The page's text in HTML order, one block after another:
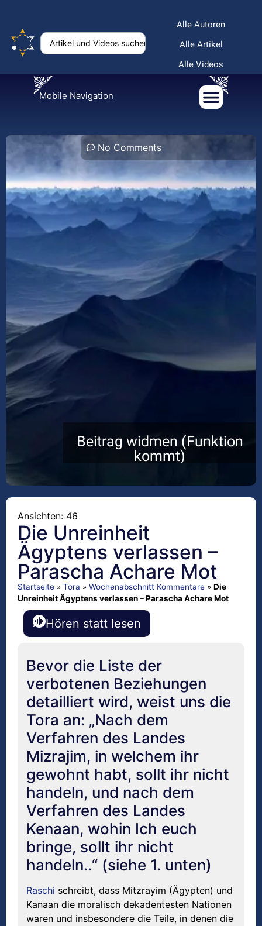
Alle Autoren
Alle Artikel
Alle Videos
Mobile Navigation
No Comments
Beitrag widmen (Funktion
kommt)
Ansichten: 46
Die Unreinheit
Ägyptens verlassen –
Parascha Achare Mot
Startseite » Tora » Wochenabschnitt Kommentare » Die
Unreinheit Ägyptens verlassen – Parascha Achare Mot
Hören statt lesen
Bevor die Liste der
verbotenen Beziehungen
detailliert wird, weist uns die
Tora an: „Nach dem
Verfahren des Landes
Mizrajim, in welchem ihr
gewohnt habt, sollt ihr nicht
handeln, und nach dem
Verfahren des Landes
Kenaan, wohin Ich euch
bringe, sollt ihr nicht
handeln..“ (siehe 1. unten)
Raschi schreibt, dass Mitzrayim (Ägypten) und
Kanaan die moralisch dekadentesten Nationen
waren und insbesondere die Teile, in denen die